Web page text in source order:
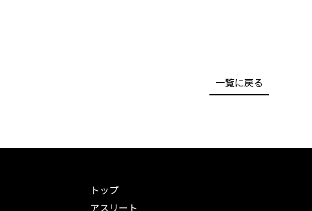
一覧に戻る
トップ
アスリート